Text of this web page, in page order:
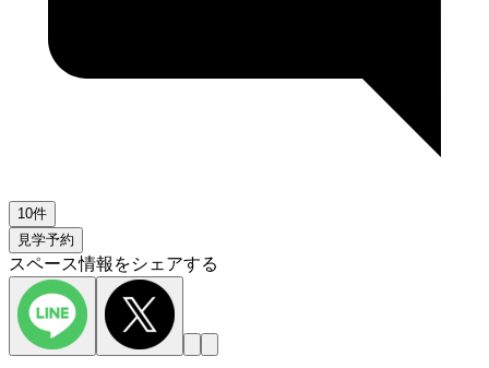
10件
見学予約
スペース情報をシェアする